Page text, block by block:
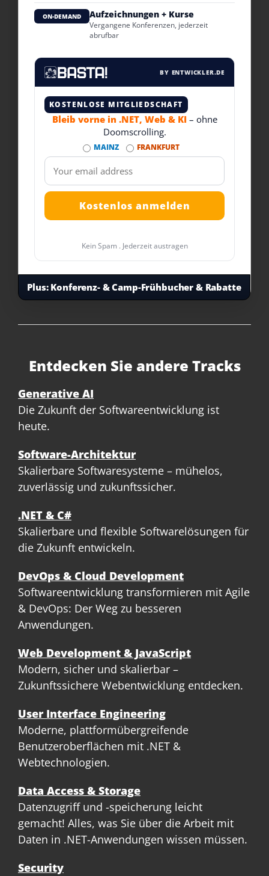
ON-DEMAND Aufzeichnungen + Kurse
Vergangene Konferenzen, jederzeit
abrufbar
BY ENTWICKLER.DE
KOSTENLOSE MITGLIEDSCHAFT
Bleib vorne in .NET, Web & KI – ohne
Doomscrolling.
MAINZ FRANKFURT
Kein Spam . Jederzeit austragen
Plus:Konferenz- & Camp-Frühbucher & Rabatte
Entdecken Sie andere Tracks
Generative AI
Die Zukunft der Softwareentwicklung ist
heute.
Software-Architektur
Skalierbare Softwaresysteme – mühelos,
zuverlässig und zukunftssicher.
.NET & C#
Skalierbare und flexible Softwarelösungen für
die Zukunft entwickeln.
DevOps & Cloud Development
Softwareentwicklung transformieren mit Agile
& DevOps: Der Weg zu besseren
Anwendungen.
Web Development & JavaScript
Modern, sicher und skalierbar –
Zukunftssichere Webentwicklung entdecken.
User Interface Engineering
Moderne, plattformübergreifende
Benutzeroberflächen mit .NET &
Webtechnologien.
Data Access & Storage
Datenzugriff und -speicherung leicht
gemacht! Alles, was Sie über die Arbeit mit
Daten in .NET-Anwendungen wissen müssen.
Security